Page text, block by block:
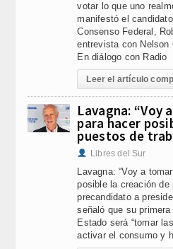
votar lo que uno
manifestó el
Consenso Federal,
entrevista con Nelson
En diálogo con Radio
Leer el artículo
Lavagna: “Voy
para hacer
puestos de
Libres del Sur
Lavagna: “Voy a
posible la creación de
precandidato a
señaló que su
Estado será “tomar
activar el consumo y